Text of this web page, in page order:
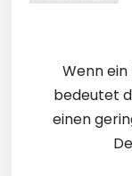
Wenn
bedeutet
einen